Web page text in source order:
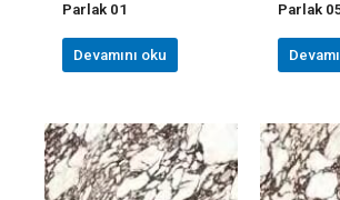
Parlak 01
Devamını oku
Parlak